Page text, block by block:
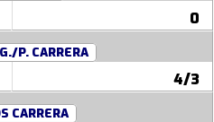
0
P. CARRERA
4/3
CARRERA